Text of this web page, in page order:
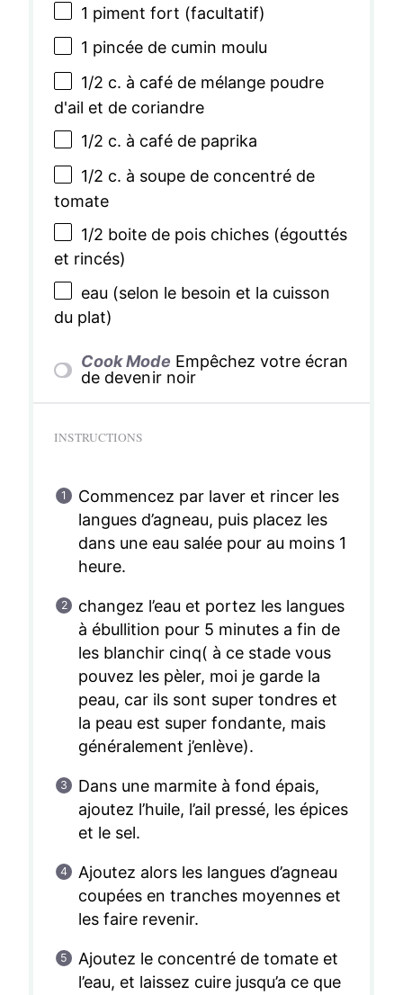
1 piment fort (facultatif)
1 pincée de cumin moulu
1/2 c. à café de mélange poudre
d'ail et de coriandre
1/2 c. à café de paprika
1/2 c. à soupe de concentré de
tomate
1/2 boite de pois chiches (égouttés
et rincés)
eau (selon le besoin et la cuisson
du plat)
Cook Mode Empêchez votre écran
de devenir noir
INSTRUCTIONS
Commencez par laver et rincer les
langues d’agneau, puis placez les
dans une eau salée pour au moins 1
heure.
changez l’eau et portez les langues
à ébullition pour 5 minutes a fin de
les blanchir cinq( à ce stade vous
pouvez les pèler, moi je garde la
peau, car ils sont super tondres et
la peau est super fondante, mais
généralement j’enlève).
Dans une marmite à fond épais,
ajoutez l’huile, l’ail pressé, les épices
et le sel.
Ajoutez alors les langues d’agneau
coupées en tranches moyennes et
les faire revenir.
Ajoutez le concentré de tomate et
l’eau, et laissez cuire jusqu’a ce que